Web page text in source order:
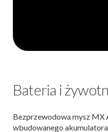
Bateria i
Bezprzewodowa mysz MX
wbudowanego